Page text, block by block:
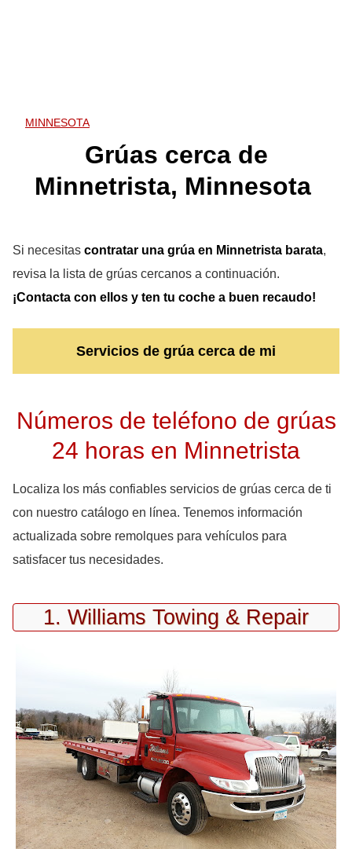
MINNESOTA
Grúas cerca de
Minnetrista, Minnesota
Si necesitas contratar una grúa en Minnetrista barata,
revisa la lista de grúas cercanos a continuación.
¡Contacta con ellos y ten tu coche a buen recaudo!
Servicios de grúa cerca de mi
Números de teléfono de grúas
24 horas en Minnetrista
Localiza los más confiables servicios de grúas cerca de ti
con nuestro catálogo en línea. Tenemos información
actualizada sobre remolques para vehículos para
satisfacer tus necesidades.
1. Williams Towing & Repair